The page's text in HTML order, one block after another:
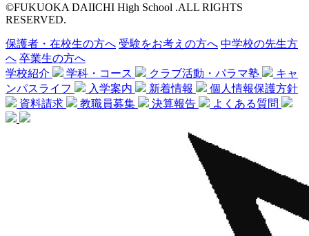
©FUKUOKA DAIICHI High School .ALL RIGHTS
RESERVED.
保護者・在校生の方へ 受験をお考えの方へ 中学校の先生方
へ 卒業生の方へ
学校紹介
学科・コース クラブ活動・パラマ塾
キャ
ンパスライフ
入学案内 新着情報
個人情報保護方針
資料請求
教職員募集 決算報告 よくある質問